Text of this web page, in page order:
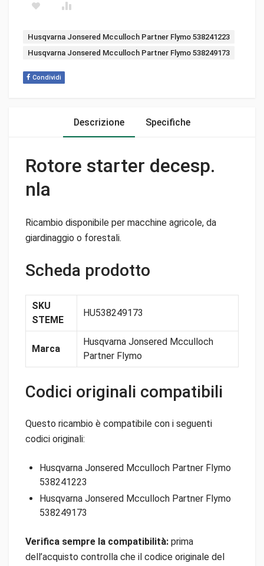
Tags:
Husqvarna Jonsered Mcculloch Partner Flymo 538241223
Husqvarna Jonsered Mcculloch Partner Flymo 538249173
Condividi
Descrizione Specifiche
Rotore starter decesp.
nla
Ricambio disponibile per macchine agricole, da
giardinaggio o forestali.
Scheda prodotto
SKU
STEME
HU538249173
Marca
Husqvarna Jonsered Mcculloch
Partner Flymo
Codici originali compatibili
Questo ricambio è compatibile con i seguenti
codici originali:
Husqvarna Jonsered Mcculloch Partner Flymo
538241223
Husqvarna Jonsered Mcculloch Partner Flymo
538249173
Verifica sempre la compatibilità: prima
dell’acquisto controlla che il codice originale del